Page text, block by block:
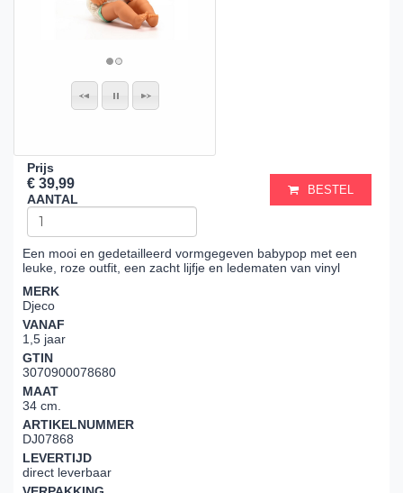
Prijs
€ 39,99
AANTAL
BESTEL
Een mooi en gedetailleerd vormgegeven babypop met een
leuke, roze outfit, een zacht lijfje en ledematen van vinyl
MERK
Djeco
VANAF
1,5 jaar
GTIN
3070900078680
MAAT
34 cm.
ARTIKELNUMMER
DJ07868
LEVERTIJD
direct leverbaar